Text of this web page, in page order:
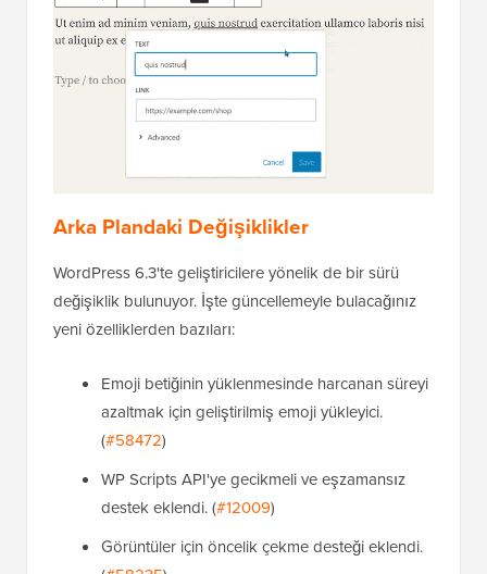
Arka Plandaki Değişiklikler
WordPress 6.3'te geliştiricilere yönelik de bir sürü
değişiklik bulunuyor. İşte güncellemeyle bulacağınız
yeni özelliklerden bazıları:
Emoji betiğinin yüklenmesinde harcanan süreyi
azaltmak için geliştirilmiş emoji yükleyici.
(#58472)
WP Scripts API'ye gecikmeli ve eşzamansız
destek eklendi. (#12009)
Görüntüler için öncelik çekme desteği eklendi.